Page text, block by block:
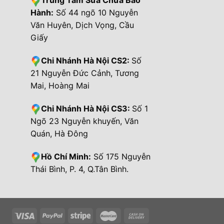
Hành: Số 44 ngõ 10 Nguyễn
Văn Huyên, Dịch Vọng, Cầu
Giấy
Chi Nhánh Hà Nội CS2: Số
21 Nguyễn Đức Cảnh, Tương
Mai, Hoàng Mai
Chi Nhánh Hà Nội CS3: Số 1
Ngõ 23 Nguyễn khuyến, Văn
Quán, Hà Đông
Hồ Chí Minh: Số 175 Nguyễn
Thái Bình, P. 4, Q.Tân Bình.